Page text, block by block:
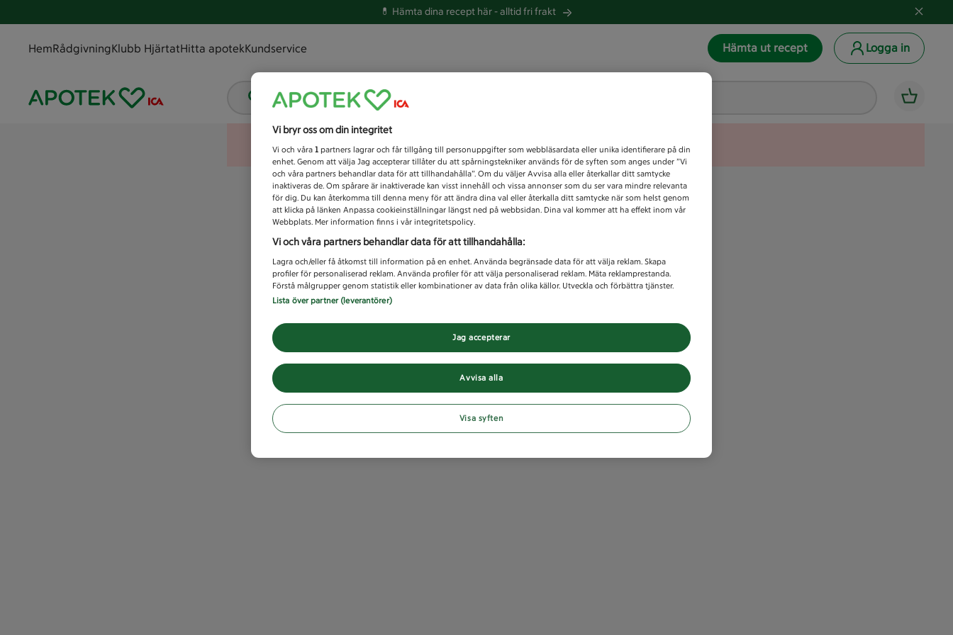
💊 Hämta dina recept här -alltid fri frakt
HemRådgivningKlubb HjärtatHitta apotekKundservice Hämta ut recept Logga in
Vad letar du efter idag?
Unknown error
Vi bryr oss om din integritet
Vi och våra 1 partners lagrar och får tillgång till personuppgifter som webbläsardata eller unika identifierare på din
enhet. Genom att välja Jag accepterar tillåter du att spårningstekniker används för de syften som anges under ”Vi
och våra partners behandlar data för att tillhandahålla”. Om du väljer Avvisa alla eller återkallar ditt samtycke
inaktiveras de. Om spårare är inaktiverade kan visst innehåll och vissa annonser som du ser vara mindre relevanta
för dig. Du kan återkomma till denna meny för att ändra dina val eller återkalla ditt samtycke när som helst genom
att klicka på länken Anpassa cookieinställningar längst ned på webbsidan. Dina val kommer att ha effekt inom vår
Webbplats. Mer information finns i vår integritetspolicy.
Vi och våra partners behandlar data för att tillhandahålla:
Lagra och/eller få åtkomst till information på en enhet. Använda begränsade data för att välja reklam. Skapa
profiler för personaliserad reklam. Använda profiler för att välja personaliserad reklam. Mäta reklamprestanda.
Förstå målgrupper genom statistik eller kombinationer av data från olika källor. Utveckla och förbättra tjänster.
Lista över partner (leverantörer)
Avvisa alla
Jag accepterar
Visa syften